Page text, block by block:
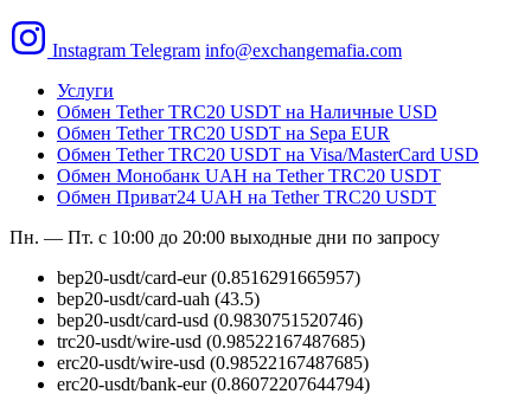
Instagram Telegram info@exchangemafia.com
Услуги
Обмен Tether TRC20 USDT на Наличные USD
Обмен Tether TRC20 USDT на Sepa EUR
Обмен Tether TRC20 USDT на Visa/MasterCard USD
Обмен Монобанк UAH на Tether TRC20 USDT
Обмен Приват24 UAH на Tether TRC20 USDT
Пн. — Пт. с 10:00 до 20:00 выходные дни по запросу
bep20-usdt/card-eur (0.8516291665957)
bep20-usdt/card-uah (43.5)
bep20-usdt/card-usd (0.9830751520746)
trc20-usdt/wire-usd (0.98522167487685)
erc20-usdt/wire-usd (0.98522167487685)
erc20-usdt/bank-eur (0.86072207644794)